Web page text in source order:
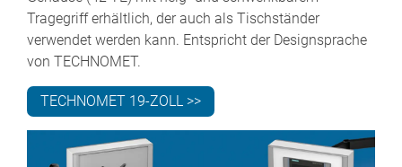
Tragegriff erhältlich, der auch als Tischständer
verwendet werden kann. Entspricht der Designsprache
von TECHNOMET.
TECHNOMET 19-ZOLL >>